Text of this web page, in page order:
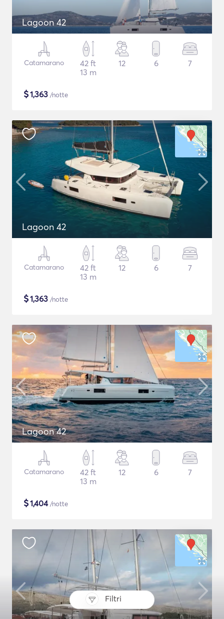
Filtri
Lagoon 42
Catamarano
42 ft
13 m
12 6 7
$1,363 /notte
Lagoon 42
Catamarano
42 ft
13 m
12 6 7
$1,363 /notte
Lagoon 42
Catamarano
42 ft
13 m
12 6 7
$1,404/notte